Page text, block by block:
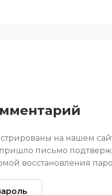
на нашем
письмо
восстановления